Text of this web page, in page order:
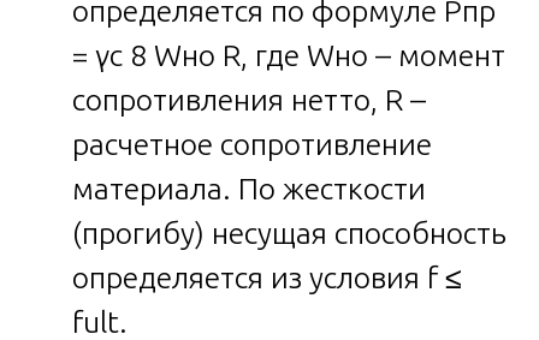
определяется по формуле Pпр
= γc 8 Wно R, где Wно – момент
сопротивления нетто, R –
расчетное сопротивление
материала. По жесткости
(прогибу) несущая способность
определяется из условия f ≤
fult.